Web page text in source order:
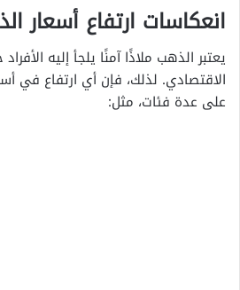
انعكاسات ارتفاع أسعار
يعتبر الذهب ملاذًا آمنًا يلجأ إليه
الاقتصادي. لذلك، فإن أي ارتفاع في
على عدة فئات، مثل: